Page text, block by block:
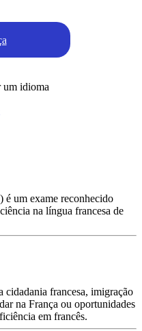
um idioma
é um exame reconhecido
na língua francesa de
cidadania francesa, imigração
na França ou oportunidades
em francês.